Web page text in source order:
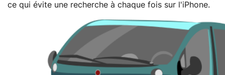
ce qui évite une recherche à chaque fois sur l'iPhone.